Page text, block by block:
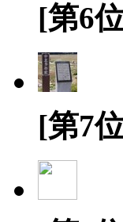
[第6
[第7